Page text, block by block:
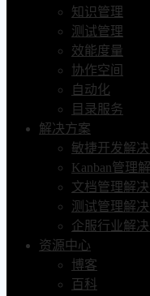
知识管理
测试管理
效能度量
协作空间
自动化
目录服务
解决方案
敏捷开发解
Kanban管理
文档管理解
测试管理解
企服行业解
资源中心
博客
百科